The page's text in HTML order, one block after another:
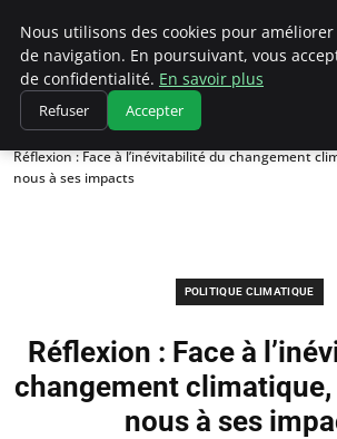
Climatedebtagents
Accueil
Politique climatique
Réflexion : Face à l’inévitabilité du changement
nous à ses impacts
POLITIQUE CLIMATIQUE
Réflexion : Face à
changement
nous à ses
Nous utilisons des cookies pour
de navigation. En poursuivant, vous
de confidentialité. En savoir plus
Refuser Accepter